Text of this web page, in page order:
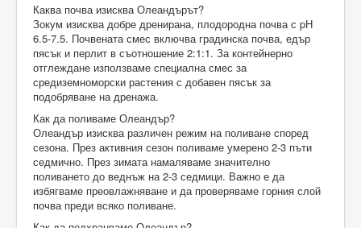
Каква почва изисква Олеандърът?
Зокум изисква добре дренирана, плодородна почва с pH
6.5-7.5. Почвената смес включва градинска почва, едър
пясък и перлит в съотношение 2:1:1. За контейнерно
отглеждане използваме специална смес за
средиземноморски растения с добавен пясък за
подобряване на дренажа.
Как да поливаме Олеандър?
Олеандър изисква различен режим на поливане според
сезона. През активния сезон поливаме умерено 2-3 пъти
седмично. През зимата намаляваме значително
поливането до веднъж на 2-3 седмици. Важно е да
избягваме преовлажняване и да проверяваме горния слой
почва преди всяко поливане.